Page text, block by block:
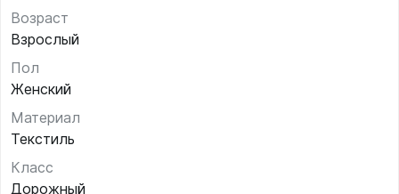
Возраст
Взрослый
Пол
Женский
Материал
Текстиль
Класс
Дорожный